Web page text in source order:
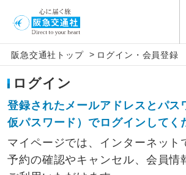
阪急交通社トップ > ログイン・会員登録
ログイン
登録されたメールアドレスとパス
仮パスワード）でログインしてく
マイページでは、インターネット
予約の確認やキャンセル、会員情